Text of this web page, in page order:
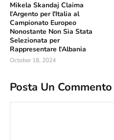
Mikela Skandaj Claima
l'Argento per l'Italia al
Campionato Europeo
Nonostante Non Sia Stata
Selezionata per
Rappresentare l'Albania
October 18, 2024
Posta Un Commento